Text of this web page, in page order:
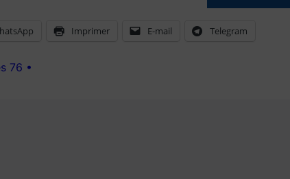
Imprimer E-mail Telegram
76